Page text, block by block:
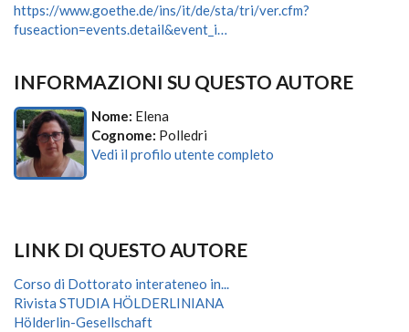
https://www.goethe.de/ins/it/de/sta/tri/ver.cfm?
fuseaction=events.detail&event_i…
INFORMAZIONI SU QUESTO AUTORE
Nome: Elena
Cognome: Polledri
Vedi il profilo utente completo
LINK DI QUESTO AUTORE
Corso di Dottorato interateneo in...
Rivista STUDIA HÖLDERLINIANA
Hölderlin-Gesellschaft